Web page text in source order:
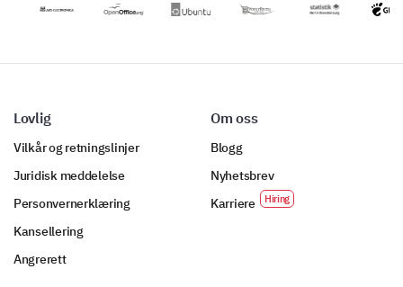
overnattingstjenesten
Lovlig
Vilkår og retningslinjer
Juridisk meddelelse
Personvernerklæring
Kansellering
Angrerett
Om oss
Blogg
Nyhetsbrev
Karriere